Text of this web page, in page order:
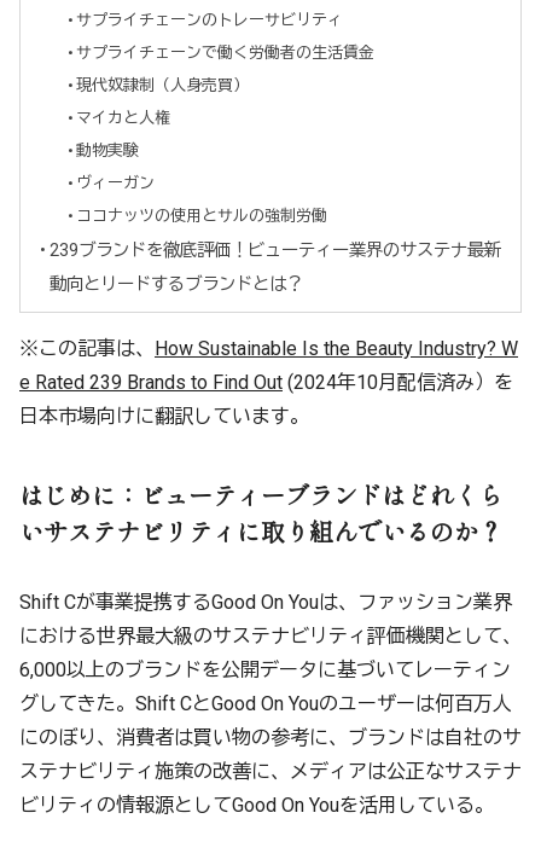
サプライチェーンのトレーサビリティ
サプライチェーンで働く労働者の生活賃金
現代奴隷制（人身売買）
マイカと人権
動物実験
ヴィーガン
ココナッツの使用とサルの強制労働
239ブランドを徹底評価！ビューティー業界のサステナ最新
動向とリードするブランドとは？
※この記事は、
How Sustainable Is the Beauty Industry? W
e Rated 239 Brands to Find Out (2024年10月配信済み）を
日本市場向けに翻訳しています。
はじめに：ビューティーブランドはどれくら
いサステナビリティに取り組んでいるのか？
Shift Cが事業提携するGood On Youは、ファッション業界
における世界最大級のサステナビリティ評価機関として、
6,000以上のブランドを公開データに基づいてレーティン
グしてきた。Shift CとGood On Youのユーザーは何百万人
にのぼり、消費者は買い物の参考に、ブランドは自社のサ
ステナビリティ施策の改善に、メディアは公正なサステナ
ビリティの情報源としてGood On Youを活用している。